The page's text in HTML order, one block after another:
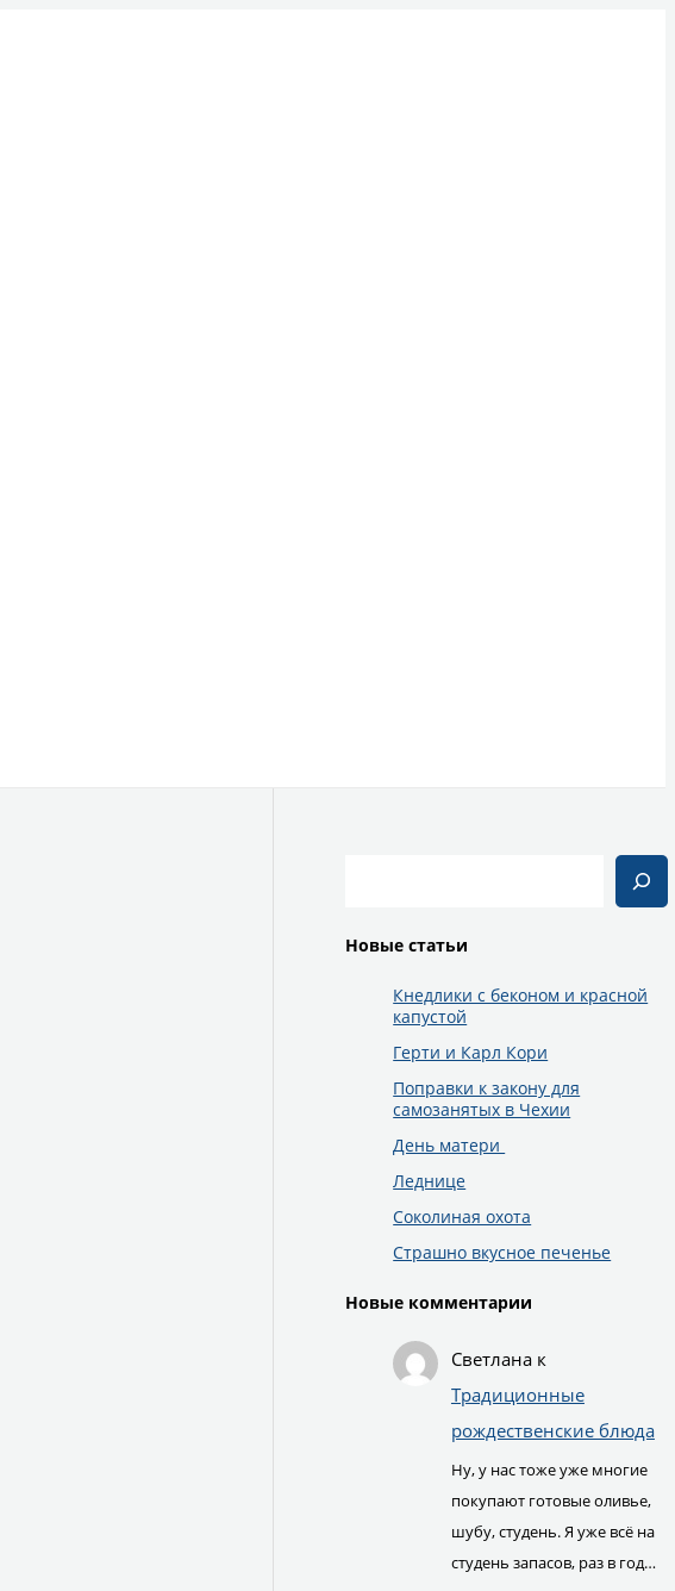
Новые статьи
Кнедлики с беконом и красной
капустой
Герти и Карл Кори
Поправки к закону для
самозанятых в Чехии
День матери
Леднице
Соколиная охота
Страшно вкусное печенье
Новые комментарии
Светланак
Традиционные
рождественские блюда
Ну, у нас тоже уже многие
покупают готовые оливье,
шубу, студень. Я уже всё на
студень запасов, раз в год…